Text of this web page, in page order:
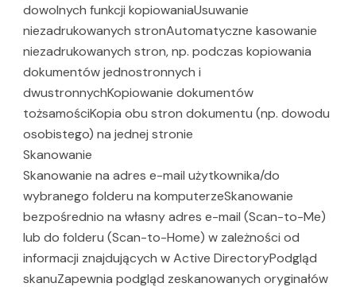
dowolnych funkcji kopiowaniaUsuwanie
niezadrukowanych stronAutomatyczne kasowanie
niezadrukowanych stron, np. podczas kopiowania
dokumentów jednostronnych i
dwustronnychKopiowanie dokumentów
tożsamościKopia obu stron dokumentu (np. dowodu
osobistego) na jednej stronie
Skanowanie
Skanowanie na adres e-mail użytkownika/do
wybranego folderu na komputerzeSkanowanie
bezpośrednio na własny adres e-mail (Scan-to-Me)
lub do folderu (Scan-to-Home) w zależności od
informacji znajdujących w Active DirectoryPodgląd
skanuZapewnia podgląd zeskanowanych oryginałów